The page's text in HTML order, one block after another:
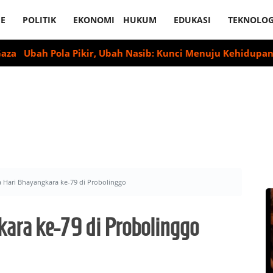
POLITIK EKONOMI HUKUM EDUKASI
Pola Pikir, Ubah Nasib: Kunci Menuju Kehidupan Lebih
Hari Bhayangkara ke-79 di Probolinggo
ke-79 di Probolinggo